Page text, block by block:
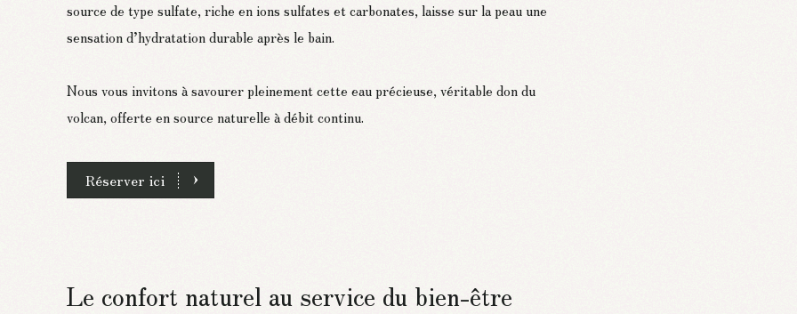
source de type sulfate, riche en ions sulfates et carbonates, laisse sur la peau une
sensation d’hydratation durable après le bain.
Nous vous invitons à savourer pleinement cette eau précieuse, véritable don du
volcan, offerte en source naturelle à débit continu.
Réserver ici
Le confort naturel au service du bien-être